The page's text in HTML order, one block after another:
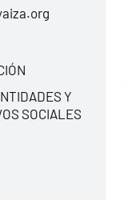
Y
SOCIALES